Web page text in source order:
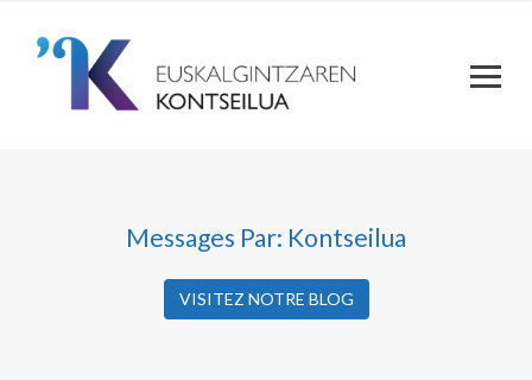
Messages Par: Kontseilua
VISITEZ NOTRE BLOG